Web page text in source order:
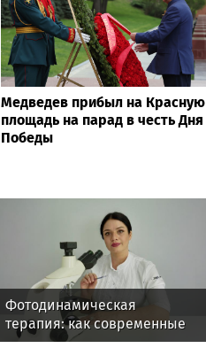
Медведев прибыл на Красную
площадь на парад в честь Дня
Победы
Фотодинамическая
терапия: как современные
технологии меняют подход к